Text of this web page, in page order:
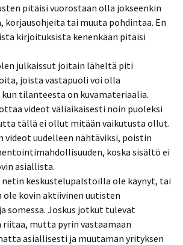
pitäisi vuorostaan olla jokseenkin
korjausohjeita tai muuta pohdintaa. En
kirjoituksista kenenkään pitäisi
julkaissut joitain läheltä piti
joista vastapuoli voi olla
kun tilanteesta on kuvamateriaalia.
videot väliaikaisesti noin puoleksi
tällä ei ollut mitään vaikutusta ollut.
videot uudelleen nähtäviksi, poistin
koska sisältö ei
asiallista.
netin keskustelupalstoilla ole käynyt, tai
ole kovin aktiivinen uutisten
somessa. Joskus jotkut tulevat
riitaa, mutta pyrin vastaamaan
asiallisesti ja muutaman yrityksen